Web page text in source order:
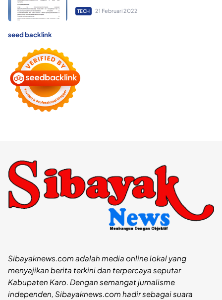
TECH 21 Februari 2022
seed backlink
Sibayaknews.com adalah media online lokal yang
menyajikan berita terkini dan terpercaya seputar
Kabupaten Karo. Dengan semangat jurnalisme
independen, Sibayaknews.com hadir sebagai suara